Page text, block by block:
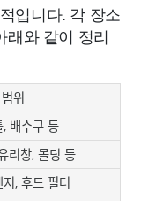
입니다. 각 장소
래와 같이 정리
위
, 배수구 등
리창, 몰딩 등
, 후드 필터